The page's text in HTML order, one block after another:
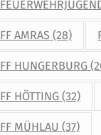
FF AMRAS (28)
FF HUNGERBURG
FF HÖTTING (32)
FF MÜHLAU (37)